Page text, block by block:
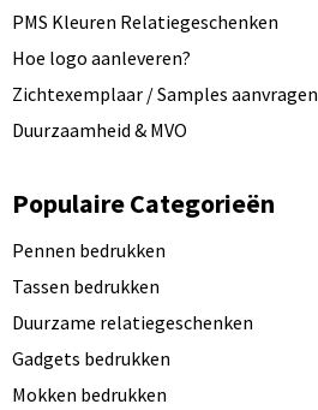
PMS Kleuren Relatiegeschenken
Hoe logo aanleveren?
Zichtexemplaar / Samples aanvragen
Duurzaamheid & MVO
Populaire Categorieën
Pennen bedrukken
Tassen bedrukken
Duurzame relatiegeschenken
Gadgets bedrukken
Mokken bedrukken